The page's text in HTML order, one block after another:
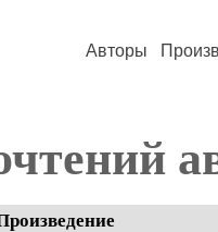
Авторы